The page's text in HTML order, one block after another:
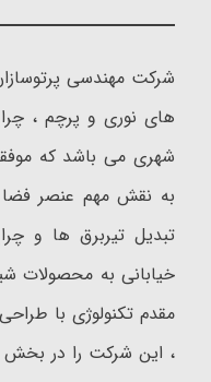
شرکت مهندسی
های نوری و پرچم ،
شهری می باشد که
به نقش مهم عنصر
تبدیل تیربرق ها و
خیابانی به محصولات
مقدم تکنولوژی با
، این شرکت را در بخش